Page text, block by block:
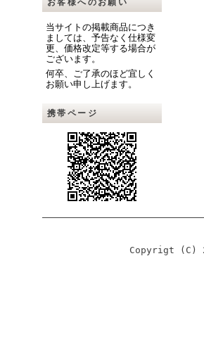
お客様へのお願い
当サイトの掲載商品につき
ましては、予告なく仕様変
更、価格改定等する場合が
ございます。
何卒、ご了承のほど宜しく
お願い申し上げます。
携帯ページ
Copyrigt (C)